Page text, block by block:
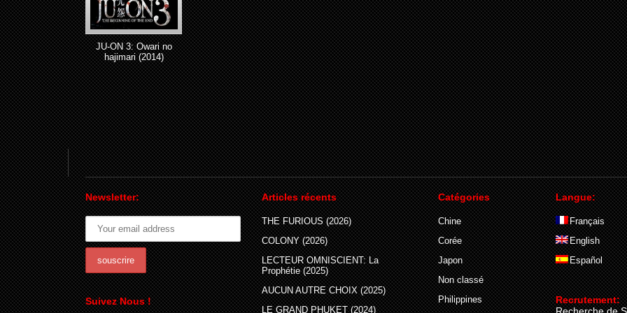
JU-ON 3: Owari no
hajimari (2014)
Newsletter:
Suivez Nous !
Articles récents
THE FURIOUS (2026)
COLONY (2026)
LECTEUR OMNISCIENT: La
Prophétie (2025)
AUCUN AUTRE CHOIX (2025)
LE GRAND PHUKET (2024)
Catégories
Chine
Corée
Japon
Non classé
Philippines
Langue:
Français
English
Español
Recrutement: